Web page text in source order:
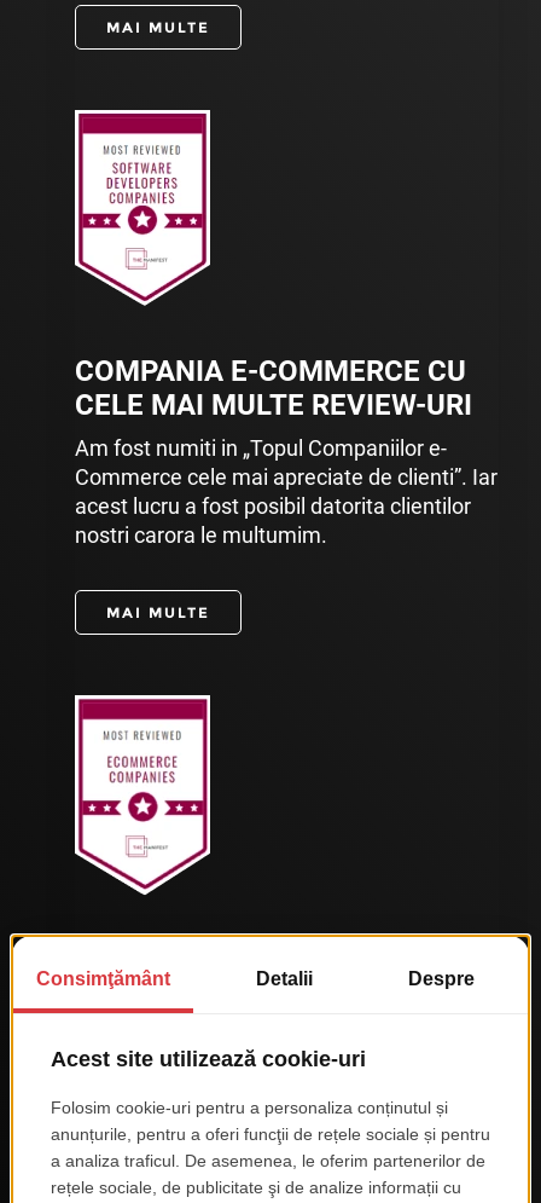
MAI MULTE
COMPANIA E-COMMERCE CU
CELE MAI MULTE REVIEW-URI
Am fost numiti in „Topul Companiilor e-
Commerce cele mai apreciate de clienti”. Iar
acest lucru a fost posibil datorita clientilor
nostri carora le multumim.
MAI MULTE
COMPANIA SOFTWARE CU
CELE MAI MULTE REVIEW-URI
Software cele mai apreciate de clienti”. Le
multumim clientilor nostri pentru ca au facut
posibil acest lucru.